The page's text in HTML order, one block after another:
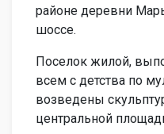
районе деревни
шоссе.
Поселок жилой,
всем с детства по
возведены
центральной